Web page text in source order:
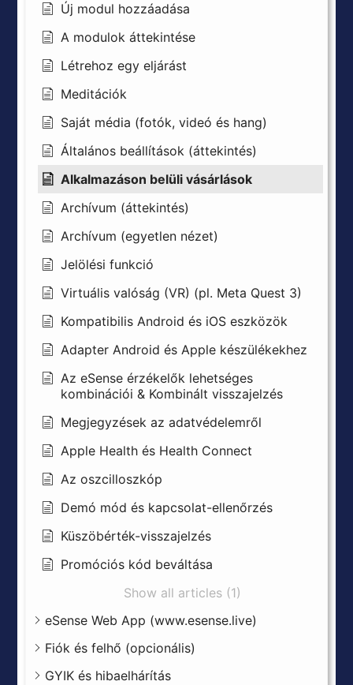
Új modul hozzáadása
A modulok áttekintése
Létrehoz egy eljárást
Meditációk
Saját média (fotók, videó és hang)
Általános beállítások (áttekintés)
Alkalmazáson belüli vásárlások
Archívum (áttekintés)
Archívum (egyetlen nézet)
Jelölési funkció
Virtuális valóság (VR) (pl. Meta Quest 3)
Kompatibilis Android és iOS eszközök
Adapter Android és Apple készülékekhez
Az eSense érzékelők lehetséges
kombinációi & Kombinált visszajelzés
Megjegyzések az adatvédelemről
Apple Health és Health Connect
Az oszcilloszkóp
Demó mód és kapcsolat-ellenőrzés
Küszöbérték-visszajelzés
Promóciós kód beváltása
Show all articles (1)
eSense Web App (www.esense.live)
Fiók és felhő (opcionális)
GYIK és hibaelhárítás